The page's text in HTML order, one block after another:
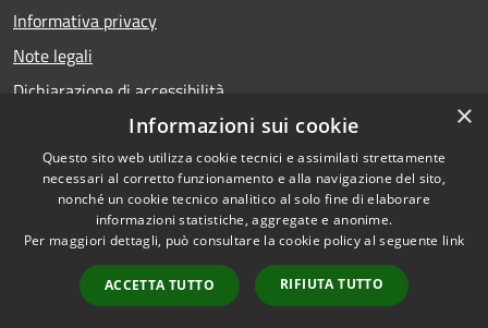
Informativa privacy
Note legali
Dichiarazione di accessibilità
RSS
Accessibilità
Privacy
Mappa del sito
Copyright © 2026 • Comune di
Calcio • Powered by
Municipium•Accesso
redazione
×
Informazioni sui cookie
Questo sito web utilizza cookie tecnici e assimilati strettamente
necessari al corretto funzionamento e alla navigazione del sito,
nonché un cookie tecnico analitico al solo fine di elaborare
informazioni statistiche, aggregate e anonime.
Per maggiori dettagli, può consultare la cookie policy al seguente link
ACCETTA TUTTO RIFIUTA TUTTO